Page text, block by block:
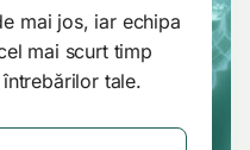
mai jos, iar echipa
mai scurt timp
tale.